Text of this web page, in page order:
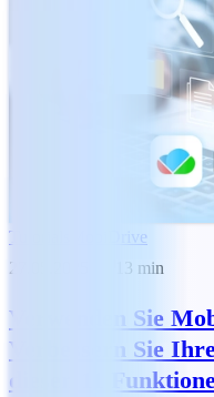
Tutorials
MobiDrive
27.05.2025
13 min
Verwenden Sie
Verbessern Sie
diesen 11